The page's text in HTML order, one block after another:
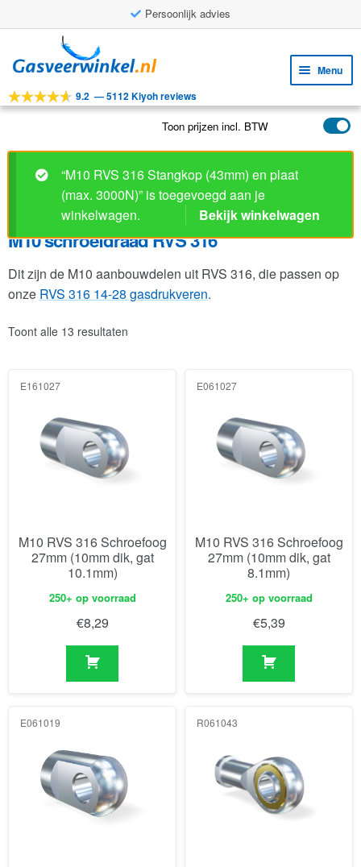
Persoonlijk advies
door
navigatie
naar
inhoud
Menu
Tools
Toepassingen
Klantenservice
9.2 —5112 Kiyoh reviews
Toon prijzen incl. BTW
“M10 RVS 316 Stangkop (43mm) en plaat
(max. 3000N)” is toegevoegd aan je
winkelwagen.
Bekijk winkelwagen
M10 schroefdraad RVS 316
Dit zijn de M10 aanbouwdelen uit RVS 316, die passen op
onze RVS 316 14-28 gasdrukveren.
Toont alle 13 resultaten
E161027
M10 RVS 316 Schroefoog
27mm (10mm dik, gat
10.1mm)
250+ op voorraad
€8,29
E061027
M10 RVS 316 Schroefoog
27mm (10mm dik, gat
8.1mm)
250+ op voorraad
€5,39
E061019 R061043